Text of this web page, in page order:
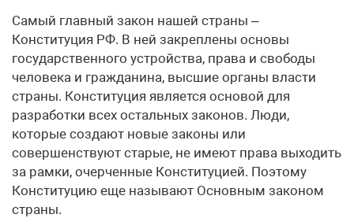
Самый главный закон нашей страны –
Конституция РФ. В ней закреплены основы
государственного устройства, права и свободы
человека и гражданина, высшие органы власти
страны. Конституция является основой для
разработки всех остальных законов. Люди,
которые создают новые законы или
совершенствуют старые, не имеют права выходить
за рамки, очерченные Конституцией. Поэтому
Конституцию еще называют Основным законом
страны.